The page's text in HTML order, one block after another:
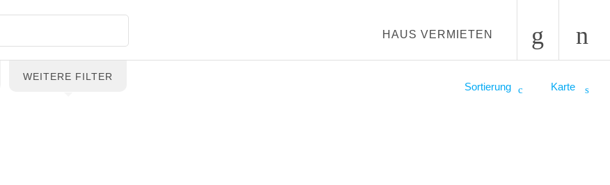
HAUS VERMIETEN
WEITERE FILTER
Karte
Sortierung